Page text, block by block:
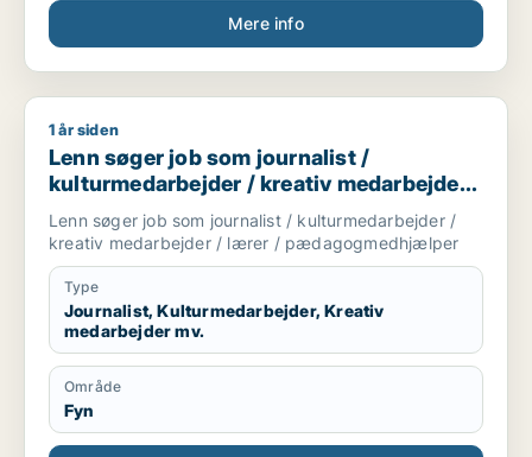
Mere info
Lenn søger job som journalist / kulturmedarbejder /
1 år siden
Lenn søger job som journalist /
kulturmedarbejder / kreativ medarbejder /
lærer / pædagogmedhjælper
Lenn søger job som journalist / kulturmedarbejder /
kreativ medarbejder / lærer / pædagogmedhjælper
Type
Journalist, Kulturmedarbejder, Kreativ
medarbejder mv.
Område
Fyn